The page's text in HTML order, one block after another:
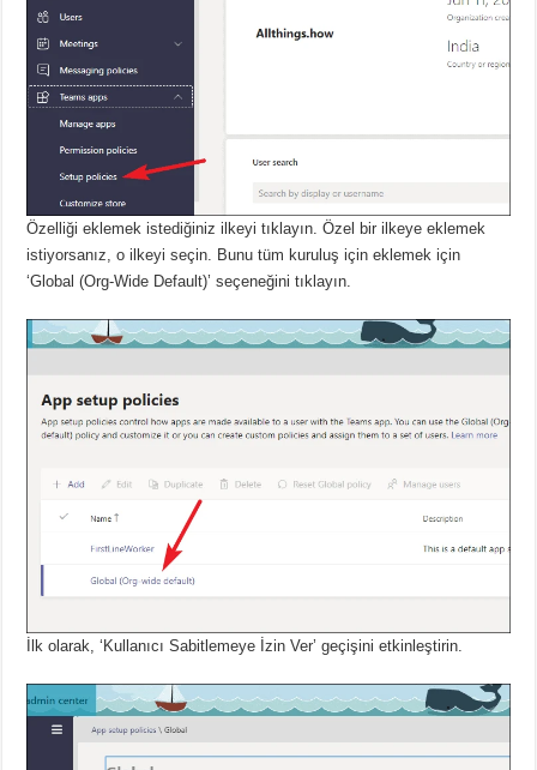
Özelliği eklemek istediğiniz ilkeyi tıklayın.Özel bir ilkeye eklemek
istiyorsanız, o ilkeyi seçin.
Bunu tüm kuruluş için eklemek için
‘Global (Org-Wide Default)’ seçeneğini tıklayın.
İlk olarak, ‘Kullanıcı Sabitlemeye İzin Ver’ geçişini etkinleştirin.